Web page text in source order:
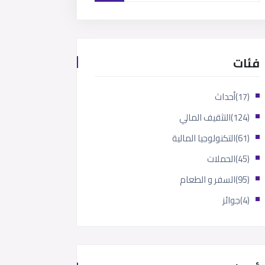
فئات
أحداث
(17)
التثقيف المالي
(124)
التكنولوجيا المالية
(61)
الحملات
(45)
السفر و الطعام
(95)
جوائز (4)